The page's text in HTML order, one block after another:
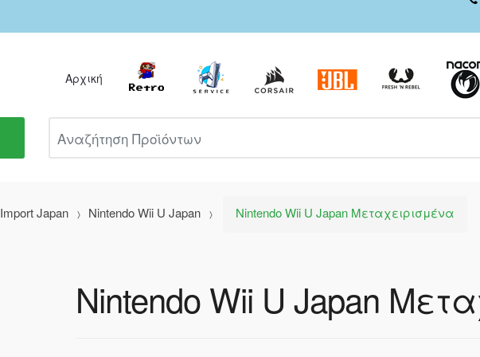
Αρχική
Import Japan Nintendo Wii U Japan Nintendo Wii U Japan Μεταχειρισμένα
Nintendo Wii U Japan